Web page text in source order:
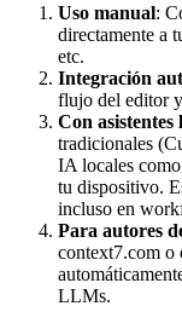
Uso manual:
directamente a
etc.
Integración
flujo del editor y
Con asistentes
tradicionales
IA locales como
tu dispositivo.
incluso en
Para autores
context7.com o
LLMs.